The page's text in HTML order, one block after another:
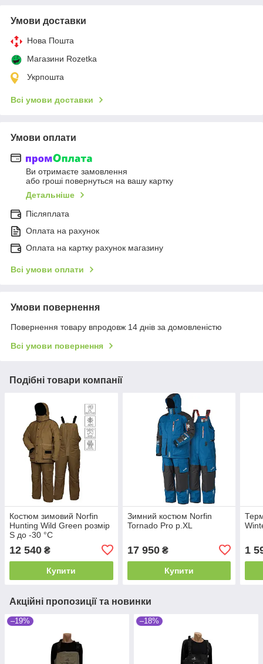
Умови доставки
Нова Пошта
Магазини Rozetka
Укрпошта
Всі умови доставки
Умови оплати
Ви отримаєте замовлення
або гроші повернуться на вашу картку
Детальніше
Післяплата
Оплата на рахунок
Оплата на картку рахунок магазину
Всі умови оплати
Умови повернення
Повернення товару впродовж 14 днів за домовленістю
Всі умови повернення
Подібні товари компанії
Костюм зимовий Norfin
Hunting Wild Green розмір
S до -30 °C
12 540 ₴
Купити
Зимний костюм Norfin
Tornado Pro р.XL
17 950₴
Купити
1
Акційні пропозиції та новинки
–19% –18%